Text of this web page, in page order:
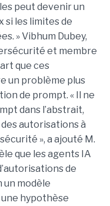
peut devenir un
les limites de
» Vibhum Dubey,
et membre
que ces
un problème plus
de prompt. « Il ne
dans l’abstrait,
autorisations à
», a ajouté M.
que les agents IA
de
un modèle
une hypothèse